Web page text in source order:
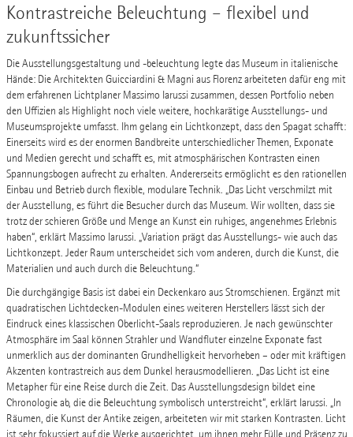
Kontrastreiche Beleuchtung – flexibel und
zukunftssicher
Die Ausstellungsgestaltung und -beleuchtung legte das Museum in italienische
Hände: Die Architekten Guicciardini & Magni aus Florenz arbeiteten dafür eng mit
dem erfahrenen Lichtplaner Massimo Iarussi zusammen, dessen Portfolio neben
den Uffizien als Highlight noch viele weitere, hochkarätige Ausstellungs- und
Museumsprojekte umfasst. Ihm gelang ein Lichtkonzept, dass den Spagat schafft:
Einerseits wird es der enormen Bandbreite unterschiedlicher Themen, Exponate
und Medien gerecht und schafft es, mit atmosphärischen Kontrasten einen
Spannungsbogen aufrecht zu erhalten. Andererseits ermöglicht es den rationellen
Einbau und Betrieb durch flexible, modulare Technik. „Das Licht verschmilzt mit
der Ausstellung, es führt die Besucher durch das Museum. Wir wollten, dass sie
trotz der schieren Größe und Menge an Kunst ein ruhiges, angenehmes Erlebnis
haben“, erklärt Massimo Iarussi. „Variation prägt das Ausstellungs- wie auch das
Lichtkonzept. Jeder Raum unterscheidet sich vom anderen, durch die Kunst, die
Materialien und auch durch die Beleuchtung.“
Die durchgängige Basis ist dabei ein Deckenkaro aus Stromschienen. Ergänzt mit
quadratischen Lichtdecken-Modulen eines weiteren Herstellers lässt sich der
Eindruck eines klassischen Oberlicht-Saals reproduzieren. Je nach gewünschter
Atmosphäre im Saal können Strahler und Wandfluter einzelne Exponate fast
unmerklich aus der dominanten Grundhelligkeit hervorheben – oder mit kräftigen
Akzenten kontrastreich aus dem Dunkel herausmodellieren. „Das Licht ist eine
Metapher für eine Reise durch die Zeit. Das Ausstellungsdesign bildet eine
Chronologie ab, die die Beleuchtung symbolisch unterstreicht“, erklärt Iarussi. „In
Räumen, die Kunst der Antike zeigen, arbeiteten wir mit starken Kontrasten. Licht
ist sehr fokussiert auf die Werke ausgerichtet, um ihnen mehr Fülle und Präsenz zu